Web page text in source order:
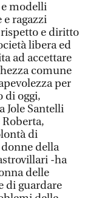
modelli
e ragazzi
e diritto
libera ed
ad accettare
comune
per
di oggi,
Jole Santelli
Roberta,
di
della
-ha
delle
di guardare